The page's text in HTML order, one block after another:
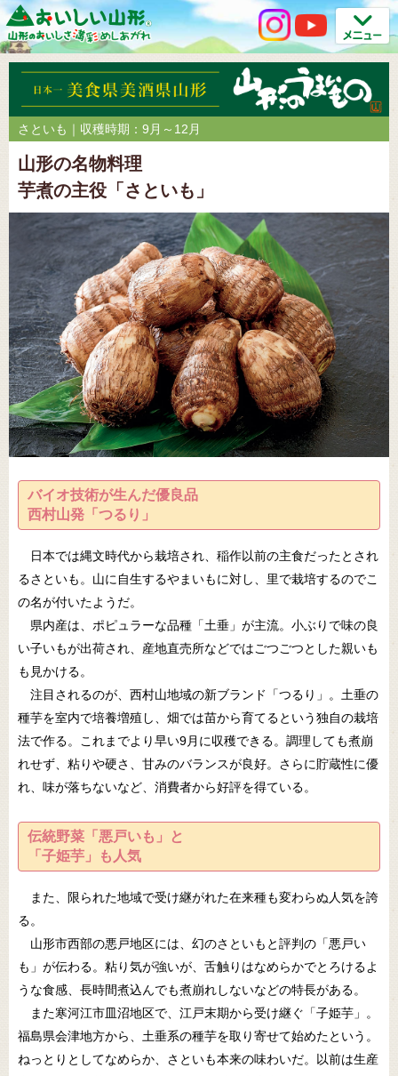
さといも｜収穫時期：9月～12月
山形の名物料理
芋煮の主役「さといも」
バイオ技術が生んだ優良品
西村山発「つるり」
日本では縄文時代から栽培され、稲作以前の主食だったとされ
るさといも。山に自生するやまいもに対し、里で栽培するのでこ
の名が付いたようだ。
県内産は、ポピュラーな品種「土垂」が主流。小ぶりで味の良
い子いもが出荷され、産地直売所などではごつごつとした親いも
も見かける。
注目されるのが、西村山地域の新ブランド「つるり」。土垂の
種芋を室内で培養増殖し、畑では苗から育てるという独自の栽培
法で作る。これまでより早い9月に収穫できる。調理しても煮崩
れせず、粘りや硬さ、甘みのバランスが良好。さらに貯蔵性に優
れ、味が落ちないなど、消費者から好評を得ている。
伝統野菜「悪戸いも」と
「子姫芋」も人気
また、限られた地域で受け継がれた在来種も変わらぬ人気を誇
る。
山形市西部の悪戸地区には、幻のさといもと評判の「悪戸い
も」が伝わる。粘り気が強いが、舌触りはなめらかでとろけるよ
うな食感、長時間煮込んでも煮崩れしないなどの特長がある。
また寒河江市皿沼地区で、江戸末期から受け継ぐ「子姫芋」。
福島県会津地方から、土垂系の種芋を取り寄せて始めたという。
ねっとりとしてなめらか、さといも本来の味わいだ。以前は生産